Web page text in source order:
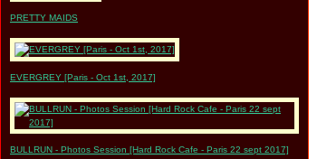
PRETTY MAIDS
EVERGREY [Paris - Oct 1st, 2017]
BULLRUN - Photos Session [Hard Rock Cafe - Paris 22 sept 2017]